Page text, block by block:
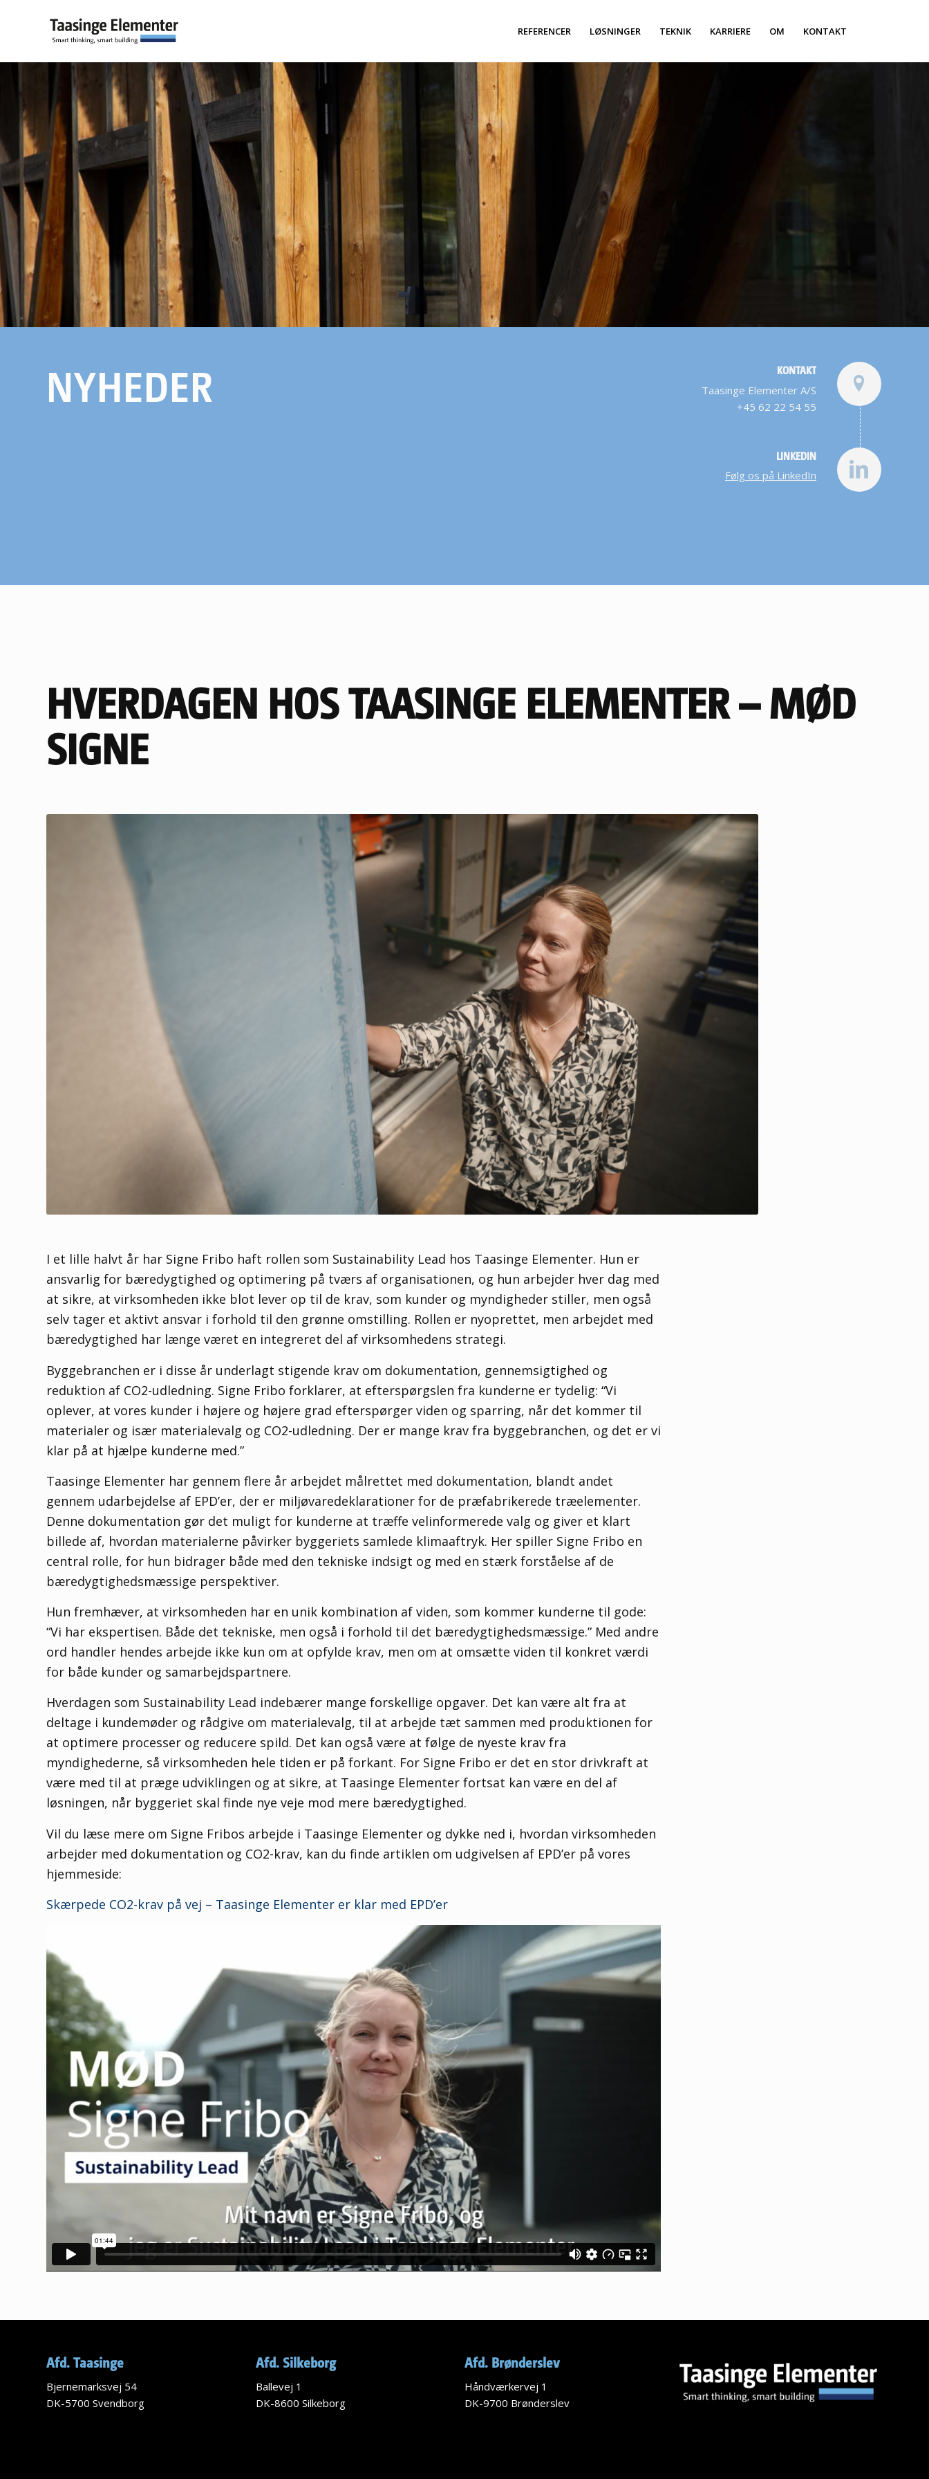
REFERENCER LØSNINGER TEKNIK KARRIERE OM KONTAKT
NYHEDER KONTAKT
Taasinge Elementer A/S
+45 62 22 54 55
LINKEDIN
Følg os på LinkedIn
HVERDAGEN HOS TAASINGE ELEMENTER – MØD
SIGNE
I et lille halvt år har Signe Fribo haft rollen som Sustainability Lead hos Taasinge Elementer. Hun er
ansvarlig for bæredygtighed og optimering på tværs af organisationen, og hun arbejder hver dag med
at sikre, at virksomheden ikke blot lever op til de krav, som kunder og myndigheder stiller, men også
selv tager et aktivt ansvar i forhold til den grønne omstilling. Rollen er nyoprettet, men arbejdet med
bæredygtighed har længe været en integreret del af virksomhedens strategi.
Byggebranchen er i disse år underlagt stigende krav om dokumentation, gennemsigtighed og
reduktion af CO2-udledning. Signe Fribo forklarer, at efterspørgslen fra kunderne er tydelig: “Vi
oplever, at vores kunder i højere og højere grad efterspørger viden og sparring, når det kommer til
materialer og især materialevalg og CO2-udledning. Der er mange krav fra byggebranchen, og det er vi
klar på at hjælpe kunderne med.”
Taasinge Elementer har gennem flere år arbejdet målrettet med dokumentation, blandt andet
gennem udarbejdelse af EPD’er, der er miljøvaredeklarationer for de præfabrikerede træelementer.
Denne dokumentation gør det muligt for kunderne at træffe velinformerede valg og giver et klart
billede af, hvordan materialerne påvirker byggeriets samlede klimaaftryk. Her spiller Signe Fribo en
central rolle, for hun bidrager både med den tekniske indsigt og med en stærk forståelse af de
bæredygtighedsmæssige perspektiver.
Hun fremhæver, at virksomheden har en unik kombination af viden, som kommer kunderne til gode:
“Vi har ekspertisen. Både det tekniske, men også i forhold til det bæredygtighedsmæssige.” Med andre
ord handler hendes arbejde ikke kun om at opfylde krav, men om at omsætte viden til konkret værdi
for både kunder og samarbejdspartnere.
Hverdagen som Sustainability Lead indebærer mange forskellige opgaver. Det kan være alt fra at
deltage i kundemøder og rådgive om materialevalg, til at arbejde tæt sammen med produktionen for
at optimere processer og reducere spild. Det kan også være at følge de nyeste krav fra
myndighederne, så virksomheden hele tiden er på forkant. For Signe Fribo er det en stor drivkraft at
være med til at præge udviklingen og at sikre, at Taasinge Elementer fortsat kan være en del af
løsningen, når byggeriet skal finde nye veje mod mere bæredygtighed.
Vil du læse mere om Signe Fribos arbejde i Taasinge Elementer og dykke ned i, hvordan virksomheden
arbejder med dokumentation og CO2-krav, kan du finde artiklen om udgivelsen af EPD’er på vores
hjemmeside:
Skærpede CO2-krav på vej – Taasinge Elementer er klar med EPD’er
Afd. Taasinge
Bjernemarksvej 54
DK-5700 Svendborg
Afd. Silkeborg
Ballevej 1
DK-8600 Silkeborg
Afd. Brønderslev
Håndværkervej 1
DK-9700 Brønderslev